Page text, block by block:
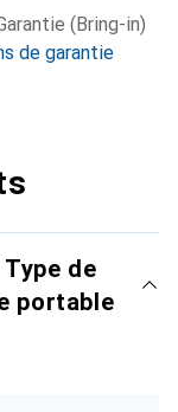
(Bring-in)
de garantie
de
portable